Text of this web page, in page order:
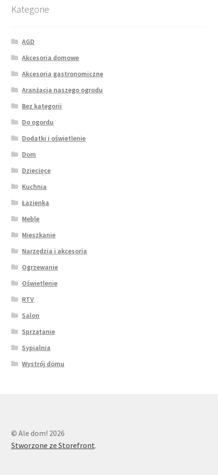
Kategorie
AGD
Akcesoria domowe
Akcesoria gastronomiczne
Aranżacja naszego ogrodu
Bez kategorii
Do ogordu
Dodatki i oświetlenie
Dom
Dziecięce
Kuchnia
Łazienka
Meble
Mieszkanie
Narzędzia i akcesoria
Ogrzewanie
Oświetlenie
RTV
Salon
Sprzątanie
Sypialnia
Wystrój domu
© Ale dom! 2026
Stworzone ze Storefront.